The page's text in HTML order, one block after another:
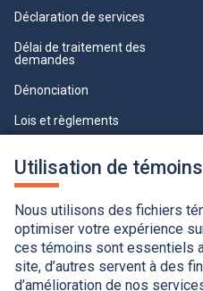
Utilisation de
Nous utilisons des fichiers
optimiser votre expérience
ces témoins sont essentiels
site, d’autres servent à des
d’amélioration de nos
Déclaration de services
Délai de traitement des
demandes
Dénonciation
Lois et règlements
professionnelle